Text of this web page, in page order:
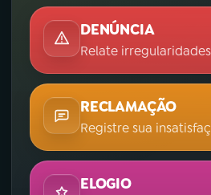
DENÚNCIA
Relate
RECLAMAÇÃO
Registre sua
ELOGIO